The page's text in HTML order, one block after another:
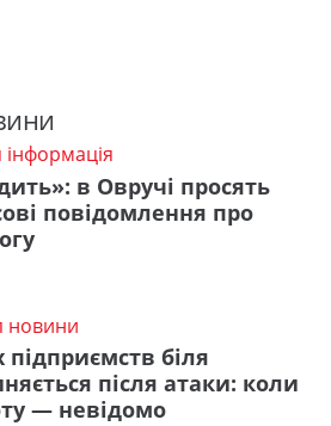
інформація
в Овручі просять
повідомлення про
новини
біля
після атаки: коли
— невідомо